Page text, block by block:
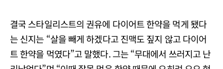
결국 스타일리스트의 권유에 다이어트 한약을 먹게 됐다
는 신지는 “살을 빼게 하겠다고 진맥도 짚지 않고 다이어
트 한약을 먹였다”고 말했다. 그는 “무대에서 쓰러지고 난